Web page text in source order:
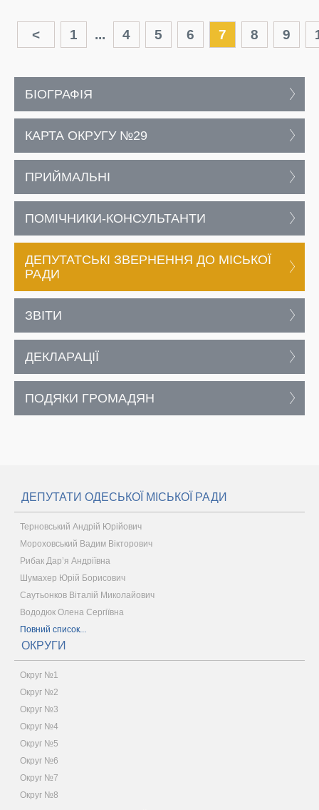
< 1 ... 4 5 6 7 8 9
БІОГРАФІЯ
КАРТА ОКРУГУ №29
ПРИЙМАЛЬНІ
ПОМІЧНИКИ-КОНСУЛЬТАНТИ
ДЕПУТАТСЬКІ ЗВЕРНЕННЯ ДО МІСЬКОЇ
РАДИ
ЗВІТИ
ДЕКЛАРАЦІЇ
ПОДЯКИ ГРОМАДЯН
ДЕПУТАТИ ОДЕСЬКОЇ МІСЬКОЇ РАДИ
Терновський Андрій Юрійович
Мороховський Вадим Вікторович
Рибак Дар’я Андріївна
Шумахер Юрій Борисович
Саутьонков Віталій Миколайович
Вододюк Олена Сергіївна
Повний список...
ОКРУГИ
Округ №1
Округ №2
Округ №3
Округ №4
Округ №5
Округ №6
Округ №7
Округ №8